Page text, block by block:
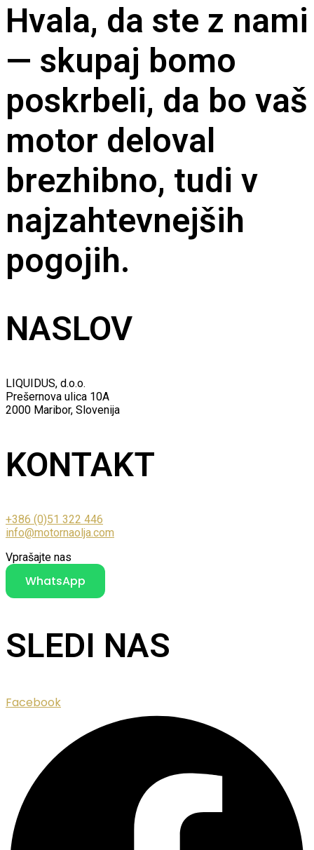
Hvala, da ste z nami
— skupaj bomo
poskrbeli, da bo vaš
motor deloval
brezhibno, tudi v
najzahtevnejših
pogojih.
NASLOV
LIQUIDUS, d.o.o.
Prešernova ulica 10A
2000 Maribor, Slovenija
KONTAKT
+386 (0)51 322 446
info@motornaolja.com
Vprašajte nas
WhatsApp
SLEDI NAS
Facebook